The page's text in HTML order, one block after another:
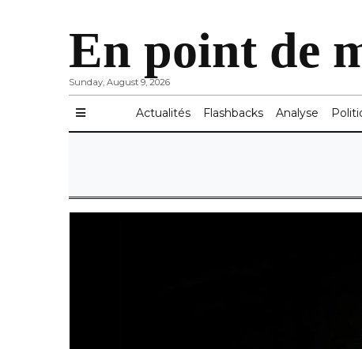
Sunday, August 9, 2026
En point de
Actualités Flashbacks Analyse